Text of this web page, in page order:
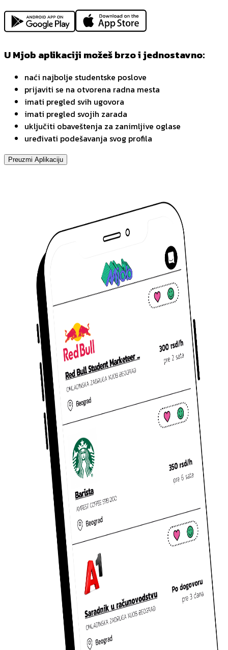
U Mjob aplikaciji možeš brzo i jednostavno:
naći najbolje studentske poslove
prijaviti se na otvorena radna mesta
imati pregled svih ugovora
imati pregled svojih zarada
uključiti obaveštenja za zanimljive oglase
uređivati podešavanja svog profila
Preuzmi Aplikaciju